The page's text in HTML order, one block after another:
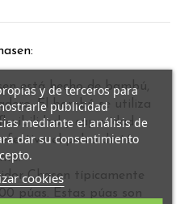
está hecho de bambú,
El bambú se utiliza
y capacidad
el polvo de té
Chasen típicamente
púas. Estas púas son
y de terceros para
publicidad
mediante el análisis de
dar su consentimiento
cookies